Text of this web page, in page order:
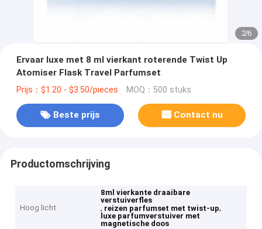
2/6
Ervaar luxe met 8 ml vierkant roterende Twist Up
Atomiser Flask Travel Parfumset
Prijs：$1.20 - $3.50/pieces MOQ：500 stuks
Beste prijs Contact nu
Productomschrijving
Hoog licht
8ml vierkante draaibare
verstuiverfles
, reizen parfumset met twist-up,
luxe parfumverstuiver met
magnetische doos